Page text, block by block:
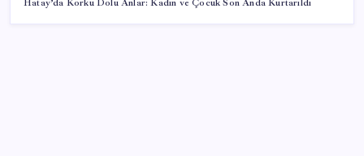
Hatay’da Korku Dolu Anlar: Kadın ve Çocuk Son Anda Kurtarıldı